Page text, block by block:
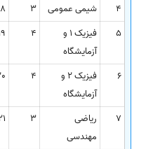
4 شیمی عمومی 3
5
فیزیک 1 و
آزمایشگاه
4
6
فیزیک 2 و
آزمایشگاه
4
7
ریاضی
مهندسی
3